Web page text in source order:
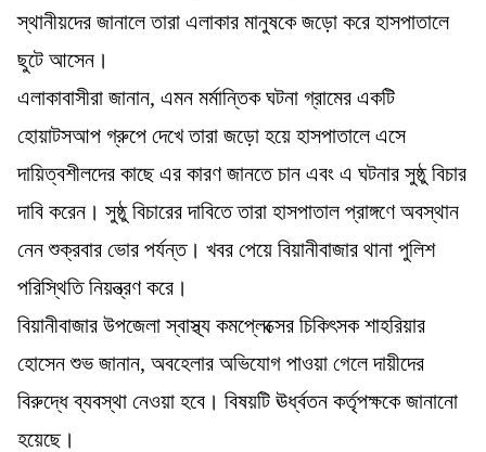
স্থানীয়দের জানালে তারা এলাকার মানুষকে জড়ো করে হাসপাতালে
ছুটে আসেন।
এলাকাবাসীরা জানান, এমন মর্মান্তিক ঘটনা গ্রামের একটি
হোয়াটসআপ গ্রুপে দেখে তারা জড়ো হয়ে হাসপাতালে এসে
দায়িত্বশীলদের কাছে এর কারণ জানতে চান এবং এ ঘটনার সুষ্ঠু বিচার
দাবি করেন। সুষ্ঠু বিচারের দাবিতে তারা হাসপাতাল প্রাঙ্গণে অবস্থান
নেন শুক্রবার ভোর পর্যন্ত। খবর পেয়ে বিয়ানীবাজার থানা পুলিশ
পরিস্থিতি নিয়ন্ত্রণ করে।
বিয়ানীবাজার উপজেলা স্বাস্থ্য কমপ্লেক্সের চিকিৎসক শাহরিয়ার
হোসেন শুভ জানান, অবহেলার অভিযোগ পাওয়া গেলে দায়ীদের
বিরুদ্ধে ব্যবস্থা নেওয়া হবে। বিষয়টি ঊর্ধ্বতন কর্তৃপক্ষকে জানানো
হয়েছে।